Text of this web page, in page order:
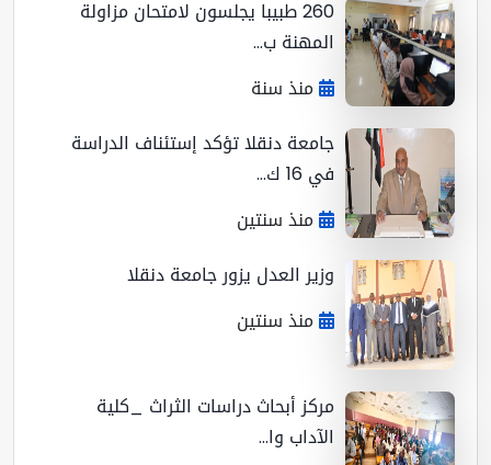
260 طبيبا يجلسون لامتحان مزاولة
المهنة ب...
منذ سنة
جامعة دنقلا تؤكد إستئناف الدراسة
في 16 ك...
منذ سنتين
وزير العدل يزور جامعة دنقلا
منذ سنتين
مركز أبحاث دراسات الثراث _كلية
الآداب وا...